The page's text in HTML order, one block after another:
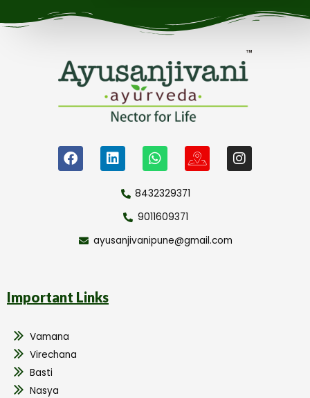
8432329371
9011609371
ayusanjivanipune@gmail.com
Important Links
Vamana
Virechana
Basti
Nasya